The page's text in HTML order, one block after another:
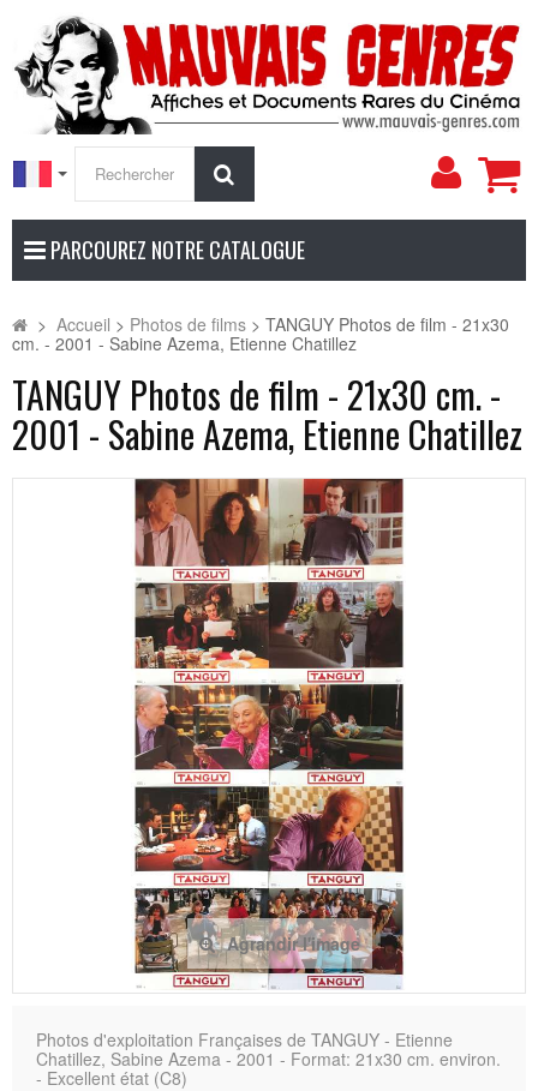
Mon
PARCOUREZ NOTRE CATALOGUE
> Accueil > Photos de films > TANGUY Photos de film - 21x30
cm. - 2001 - Sabine Azema, Etienne Chatillez
TANGUY Photos de film - 21x30 cm. -
2001 - Sabine Azema, Etienne Chatillez
Agrandir l'image
Photos d'exploitation Françaises de TANGUY - Etienne
Chatillez, Sabine Azema - 2001 - Format: 21x30 cm. environ.
- Excellent état (C8)